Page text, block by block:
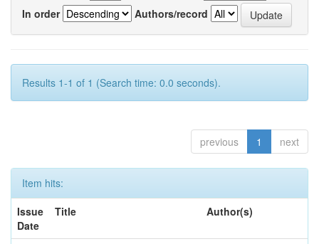
In order
Authors/record
Results 1-1 of 1 (Search time: 0.0 seconds).
previous 1 next
Item hits:
Issue
Date
Title Author(s)